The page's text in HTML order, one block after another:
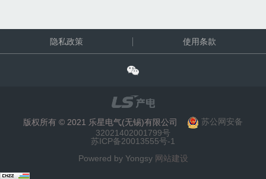
隐私政策 使用条款
版权所有 © 2021 乐星电气(无锡)有限公司
苏公网安备
32021402001799号
苏ICP备20013555号-1
Powered by Yongsy 网站建设